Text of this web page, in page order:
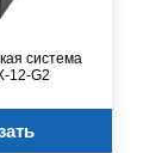
система
12-G2